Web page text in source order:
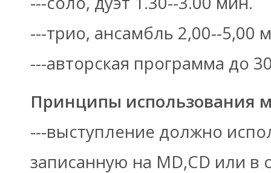
---трио, ансамбль 2,00--5,00
---авторская программа до
Принципы использования
---выступление должно
записанную на MD,CD или